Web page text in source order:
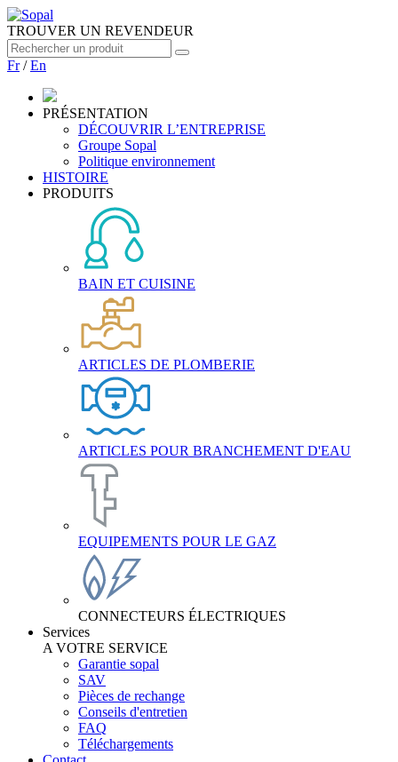
TROUVER UN REVENDEUR
Fr/En
PRÉSENTATION
DÉCOUVRIR L’ENTREPRISE
Groupe Sopal
Politique environnement
HISTOIRE
PRODUITS
BAIN ET CUISINE
ARTICLES DE PLOMBERIE
ARTICLES POUR BRANCHEMENT D'EAU
EQUIPEMENTS POUR LE GAZ
CONNECTEURS ÉLECTRIQUES
Services
A VOTRE SERVICE
Garantie sopal
SAV
Pièces de rechange
Conseils d'entretien
FAQ
Téléchargements